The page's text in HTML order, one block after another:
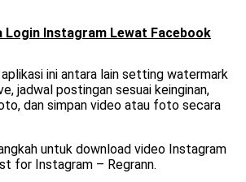
Login Instagram Lewat Facebook
ini antara lain setting watermark
jadwal postingan sesuai keinginan,
dan simpan video atau foto secara
untuk download video Instagram
for Instagram – Regrann.